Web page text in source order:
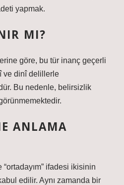
yapmak.
MI?
göre, bu tür inanç geçerli
ve dinî delillerle
Bu nedenle, belirsizlik
ANLAMA
ifadesi ikisinin
edilir. Aynı zamanda bir